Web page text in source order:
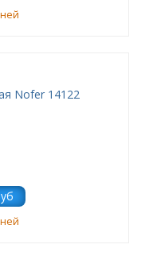
Nofer 14122